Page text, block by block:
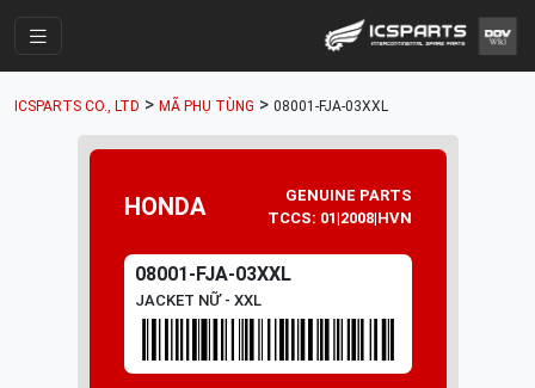
Mã Phụ Tùng
Nhóm Phụ Tùng
Tài khoản
ICSPARTS CO., LTD > MÃ PHỤ TÙNG > 08001-FJA-03XXL
HONDA
GENUINE PARTS
TCCS: 01|2008|HVN
08001-FJA-03XXL
JACKET NỮ - XXL